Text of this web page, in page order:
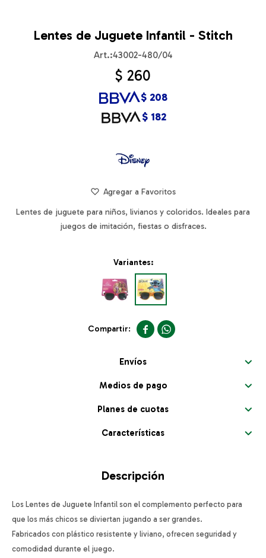
Lentes de Juguete Infantil - Stitch
43002-480/04
$ 260
$ 182
$ 208
Lentes de juguete para niños, livianos y coloridos. Ideales para
juegos de imitación, fiestas o disfraces.
Variantes:
 
Envíos
Medios de pago
Planes de cuotas
Características
Descripción
Los Lentes de Juguete Infantil son el complemento perfecto para
que los más chicos se diviertan jugando a ser grandes.
Fabricados con plástico resistente y liviano, ofrecen seguridad y
comodidad durante el juego.